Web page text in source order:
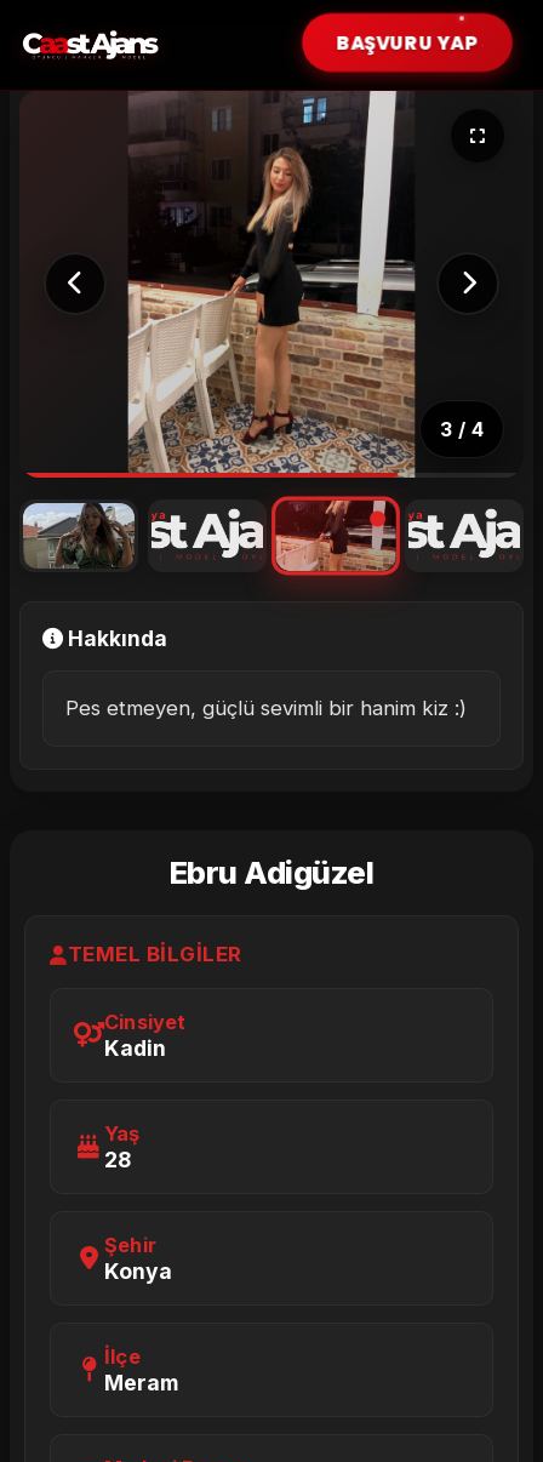
Erkek Modeller
Çocuk Modeller (0-12 Yaş)
Genç Modeller (13-17 Yaş)
Genç Yetişkin (18-25 Yaş)
Yetişkin (26-35 Yaş)
Tüm Modeller
BAŞVURU YAP
3 / 4
Hakkında
Pes etmeyen, güçlü sevimli bir hanim kiz :)
Ebru Adigüzel
TEMEL BILGILER
Cinsiyet
Kadin
Yaş
28
Şehir
Konya
İlçe
Meram